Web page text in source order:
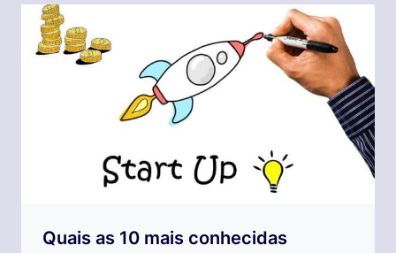
Quais as 10 mais conhecidas